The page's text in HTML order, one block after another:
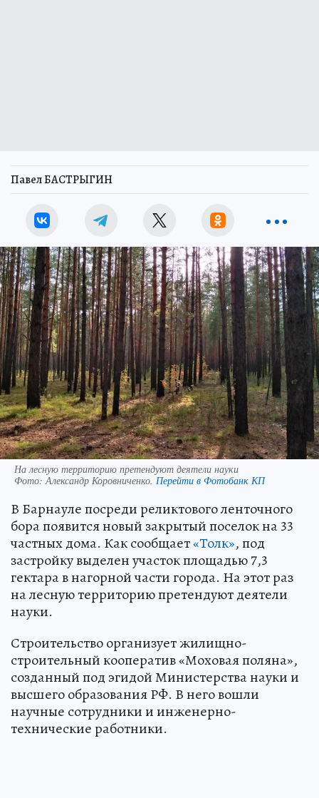
Павел БАСТРЫГИН
На лесную территорию претендуют деятели науки
Фото: Александр Коровниченко. Перейти в Фотобанк КП
В Барнауле посреди реликтового ленточного
бора появится новый закрытый поселок на 33
частных дома. Как сообщает«Толк», под
застройку выделен участок площадью 7,3
гектара в нагорной части города. На этот раз
на лесную территорию претендуют деятели
науки.
Строительство организует жилищно-
строительный кооператив «Моховая поляна»,
созданный под эгидой Министерства науки и
высшего образования РФ. В него вошли
научные сотрудники и инженерно-
технические работники.